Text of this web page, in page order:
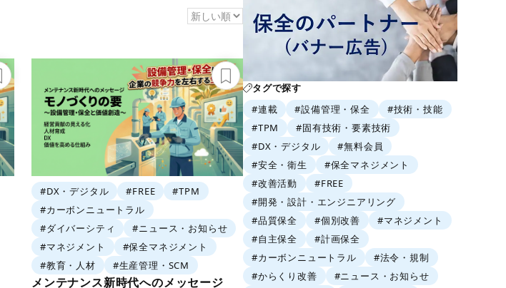
#DX・デジタル #FREE
#TPM
#カーボンニュートラル
#ダイバーシティ
#ニュース・お知らせ
#マネジメント
#保全マネジメント
#教育・人材
#生産管理・SCM
メンテナンス新時代へのメッセージ
タグで探す
#連載
#設備管理・保全
#技術・技能
#TPM
#固有技術・要素技術
#DX・デジタル
#無料会員
#安全・衛生
#保全マネジメント
#改善活動
#FREE
#開発・設計・エンジニアリング
#品質保全
#個別改善
#マネジメント
#自主保全
#計画保全
#カーボンニュートラル
#法令・規制
#からくり改善
#ニュース・お知らせ